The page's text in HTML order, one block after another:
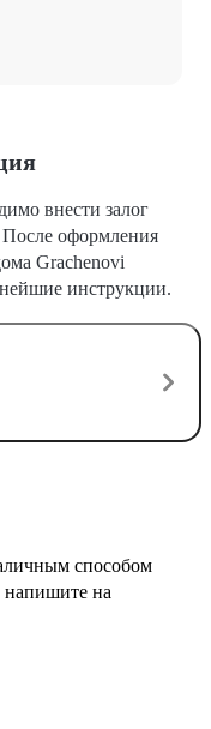
После оформления
Grachenovi
инструкции.
способом
напишите на